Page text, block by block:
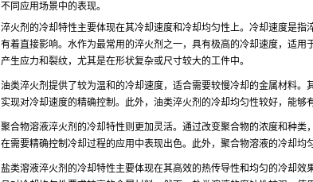
不同应用场景中的表现。
淬火剂的冷却特性主要体现在其冷却速度和冷却均匀性上。冷却速度是
有着直接影响。水作为最常用的淬火剂之一，具有极高的冷却速度，适
产生应力和裂纹，尤其是在形状复杂或尺寸较大的工件中。
油类淬火剂提供了较为温和的冷却速度，适合需要较慢冷却的金属材料
实现对冷却速度的精确控制。此外，油类淬火剂的冷却均匀性较好，能够
聚合物溶液淬火剂的冷却特性则更加灵活。通过改变聚合物的浓度和种
在需要精确控制冷却过程的应用中表现出色。此外，聚合物溶液的冷却均
盐类溶液淬火剂的冷却特性主要体现在其高效的热传导性和均匀的冷却